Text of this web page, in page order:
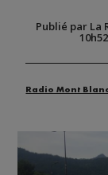
Publié par La
10h52
Radio Mont Blanc